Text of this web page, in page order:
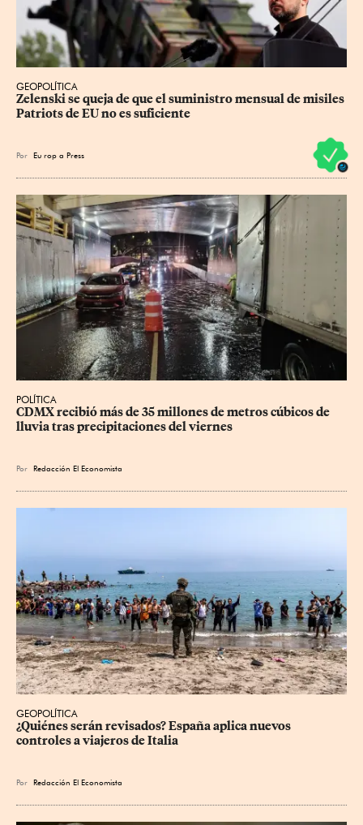
GEOPOLÍTICA
Zelenski se queja de que el suministro mensual de misiles
Patriots de EU no es suficiente
Por Eu rop a Press
POLÍTICA
CDMX recibió más de 35 millones de metros cúbicos de
lluvia tras precipitaciones del viernes
Por Redacción El Economista
GEOPOLÍTICA
¿Quiénes serán revisados? España aplica nuevos
controles a viajeros de Italia
Por Redacción El Economista